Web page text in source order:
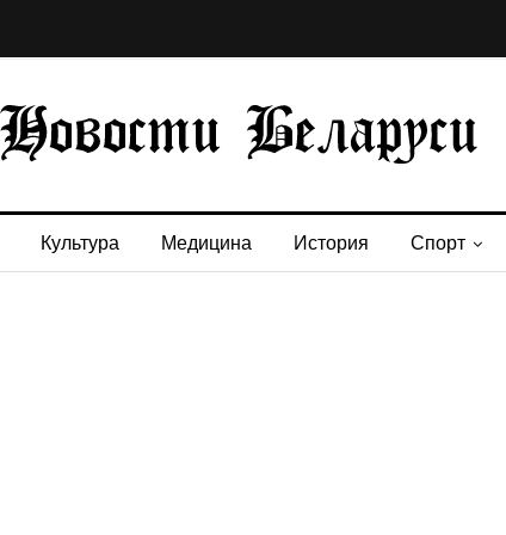
Культура Медицина История Спорт